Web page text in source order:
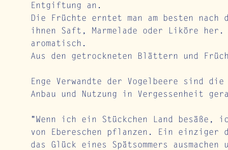
Entgiftung an.
Die Früchte erntet man am besten
ihnen Saft, Marmelade oder Liköre
aromatisch.
Aus den getrockneten Blättern und
Enge Verwandte der Vogelbeere sind
Anbau und Nutzung in Vergessenheit
"Wenn ich ein Stückchen Land
von Ebereschen pflanzen. Ein einziger
das Glück eines Spätsommers